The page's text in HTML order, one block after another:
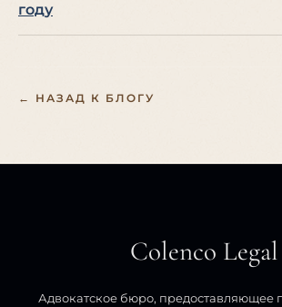
году
← НАЗАД К БЛОГУ
Colenco Legal
Адвокатское бюро, предоставляющее